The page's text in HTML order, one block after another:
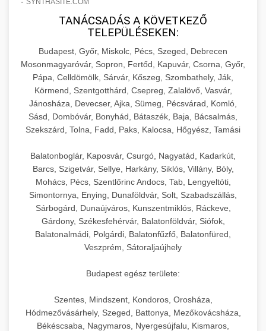
hőmérséklet-szabályozással.
chef-iparikonyhagepek.hu
kereskedelmi sütősütő
Professzionális hűtőegységek és hűtőkamrák
kereskedelmi konyhák számára.
Energiahatékony hűtési megoldások nagy
kapacitással.
chef-iparikonyhagepek.hu
kereskedelmi hűtőegység
💧 26. Ipari Mosogatógép
Kereskedelmi mosogatóberendezések nagy
forgalmú éttermi műveletekhez. Gyors tisztítási
ciklusok fertőtlenítési képességekkel.
chef-iparikonyhagepek.hu
kereskedelmi mosogatógép
🧀 27. Ipari Sajtreszelő Gép +
Ipari sajtreszelők és aprítógépek kereskedelmi
élelmiszer-előkészítéshez. Különböző reszelési
méretek különböző alkalmazásokhoz.
chef-iparikonyhagepek.hu
kereskedelmi sajtreszelő
🍳 28. Nagykonyhai
+
Teljes körű nagykonyhai berendezések és
professzionális vendéglátóipari kellékek.
Minden, ami szükséges éttermi és catering
műveletekhez.
chef-iparikonyhagepek.hu
SYNTHASITE.COM
TANÁCSADÁS A KÖVETKEZŐ
TELEPÜLÉSEKEN:
Budapest, Győr, Miskolc, Pécs, Szeged, Debrecen
Mosonmagyaróvár, Sopron, Fertőd, Kapuvár, Csorna, Győr,
Pápa, Celldömölk, Sárvár, Kőszeg, Szombathely, Ják,
Körmend, Szentgotthárd, Csepreg, Zalalövő, Vasvár,
Jánosháza, Devecser, Ajka, Sümeg, Pécsvárad, Komló,
Sásd, Dombóvár, Bonyhád, Bátaszék, Baja, Bácsalmás,
Szekszárd, Tolna, Fadd, Paks, Kalocsa, Hőgyész, Tamási
Balatonboglár, Kaposvár, Csurgó, Nagyatád, Kadarkút,
Barcs, Szigetvár, Sellye, Harkány, Siklós, Villány, Bóly,
Mohács, Pécs, Szentlőrinc Andocs, Tab, Lengyeltóti,
Simontornya, Enying, Dunaföldvár, Solt, Szabadszállás,
Sárbogárd, Dunaújváros, Kunszentmiklós, Ráckeve,
Gárdony, Székesfehérvár, Balatonföldvár, Siófok,
Balatonalmádi, Polgárdi, Balatonfűzfő, Balatonfüred,
Veszprém, Sátoraljaújhely
Budapest egész területe:
Szentes, Mindszent, Kondoros, Orosháza,
Hódmezővásárhely, Szeged, Battonya, Mezőkovácsháza,
Békéscsaba, Nagymaros, Nyergesújfalu, Kismaros,